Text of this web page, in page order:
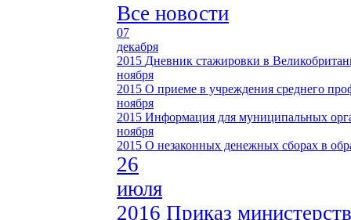
Все новости
07
декабря
2015 Дневник стажировки в
ноября
2015 О приеме в учреждения среднего
ноября
2015 Информация для муниципальных
ноября
2015 О незаконных денежных сборах в
26
июля
2016 Приказ